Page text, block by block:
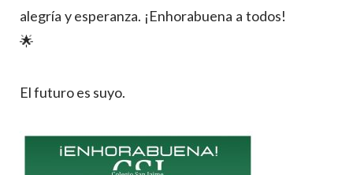
alegría y esperanza. ¡Enhorabuena a todos!
🌟
El futuro es suyo.